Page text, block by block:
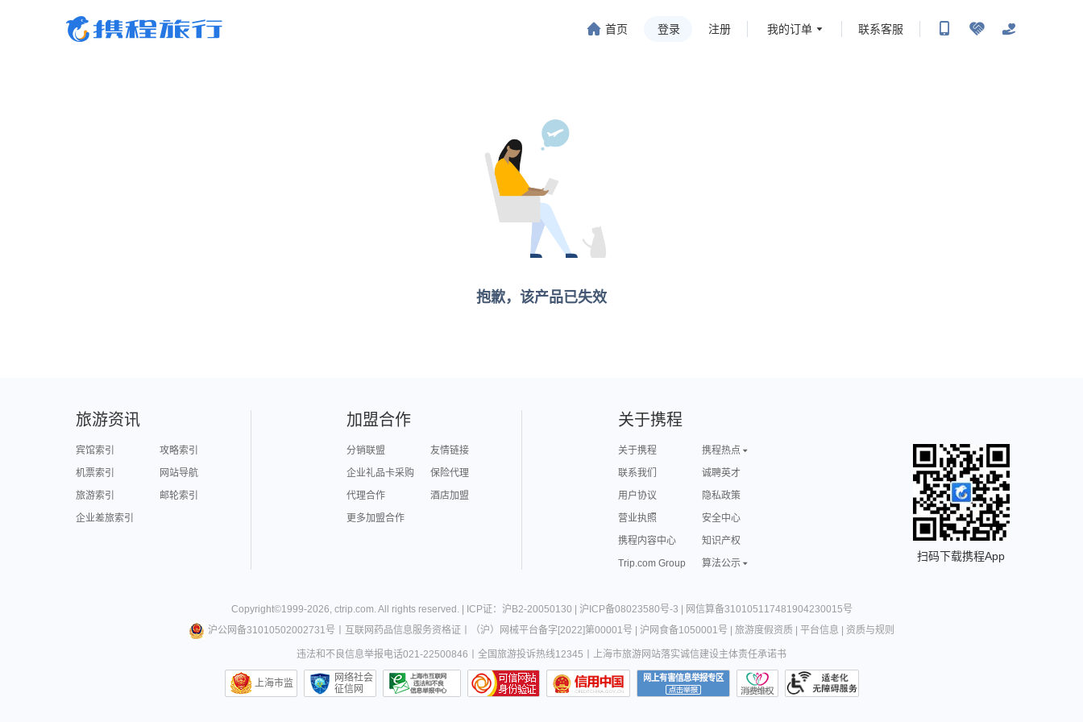
首页 登录 注册 我的订单 联系客服
抱歉，该产品已失效
旅游资讯
宾馆索引
攻略索引
机票索引
网站导航
旅游索引
邮轮索引
企业差旅索引
加盟合作
分销联盟
友情链接
企业礼品卡采购
保险代理
代理合作
酒店加盟
更多加盟合作
关于携程
关于携程
携程热点
联系我们
诚聘英才
用户协议
隐私政策
营业执照
安全中心
携程内容中心
知识产权
Trip.com Group
算法公示
扫码下载携程App
Copyright©1999-2026, ctrip.com. All rights reserved. | ICP证：沪B2-20050130 沪ICP备08023580号-3
网信算备310105117481904230015号
沪公网备31010502002731号
互联网药品信息服务资格证 （沪）网械平台备字[2022]第00001号 沪网食备1050001号 旅游度假资质| 平台信息 资质与规则
违法和不良信息举报电话021-22500846 全国旅游投诉热线12345 上海市旅游网站落实诚信建设主体责任承诺书
上海市监
网络社会
征信网